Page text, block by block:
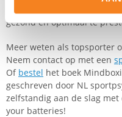
gezond en optimaal te
Meer weten als topsporter
Neem contact op met een
Of bestel het boek
geschreven door NL
zelfstandig aan de slag
your batteries!